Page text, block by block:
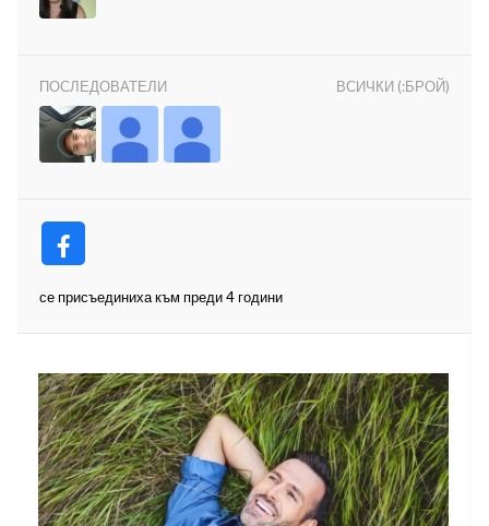
ПОСЛЕДОВАТЕЛИ ВСИЧКИ (:БРОЙ)
се присъединиха към преди 4 години